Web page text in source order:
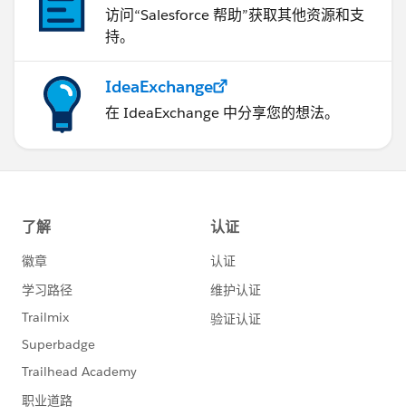
访问“Salesforce 帮助”获取其他资源和支
持。
IdeaExchange
在 IdeaExchange 中分享您的想法。